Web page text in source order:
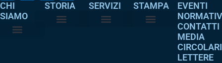
CHI
SIAMO
STORIA SERVIZI STAMPA
EVENTI
CONTATTI
MEDIA
CIRCOLARI
LETTERE